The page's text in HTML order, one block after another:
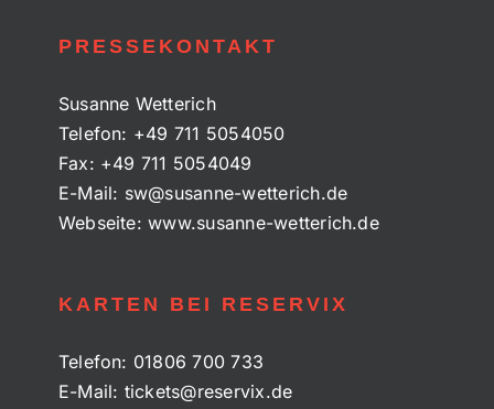
PRESSEKONTAKT
Susanne Wetterich
Telefon: +49 711 5054050
Fax: +49 711 5054049
E-Mail: sw@susanne-wetterich.de
Webseite:www.susanne-wetterich.de
KARTEN BEI RESERVIX
Telefon: 01806 700 733
E-Mail: tickets@reservix.de